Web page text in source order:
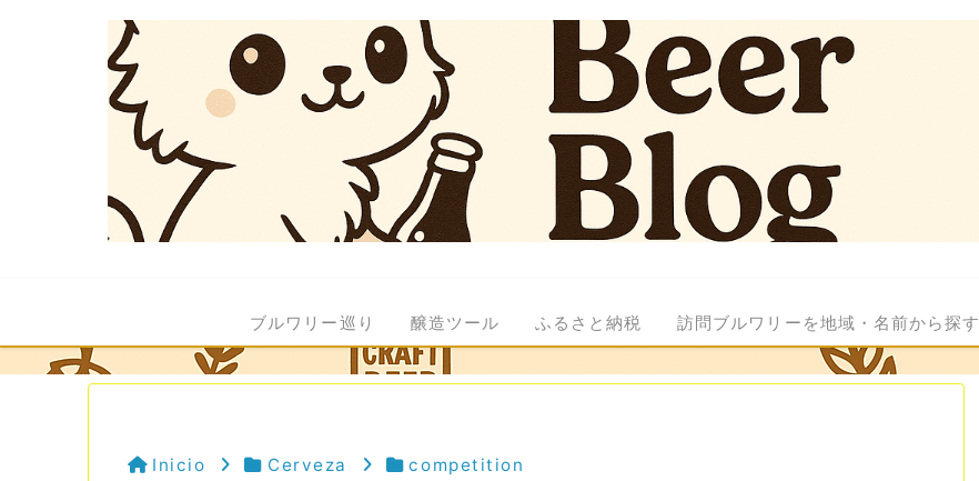
ブルワリー巡り 醸造ツール ふるさと納税 訪問ブルワリーを地域・名前から探す
Inicio Cerveza competition